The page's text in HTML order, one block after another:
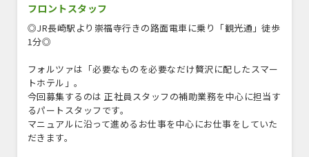
フロントスタッフ
◎JR長崎駅より崇福寺行きの路面電車に乗り「観光通」徒歩
1分◎
フォルツァは「必要なものを必要なだけ贅沢に配したスマー
トホテル」。
今回募集するのは 正社員スタッフの補助業務を中心に担当す
るパートスタッフです。
マニュアルに沿って進めるお仕事を中心にお仕事をしていた
だきます。